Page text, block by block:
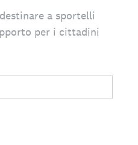
a sportelli
per i cittadini